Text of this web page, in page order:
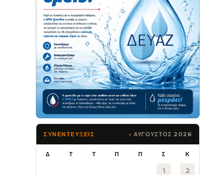
ΣΥΝΕΝΤΕΥΞΕΙΣ ΑΥΓΟΥΣΤΟΣ 2026
Δ Τ Τ Π Π Σ Κ
1 2